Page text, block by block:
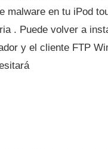
malware en tu iPod
. Puede volver a
y el cliente FTP